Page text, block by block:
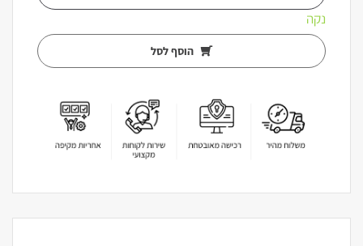
נקה
הוסף לסל